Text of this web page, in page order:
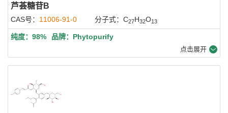
芦荟糖苷B
CAS号： 11006-91-0 分子式：C27H32O13
纯度：98% 品牌：Phytopurify
点击展开